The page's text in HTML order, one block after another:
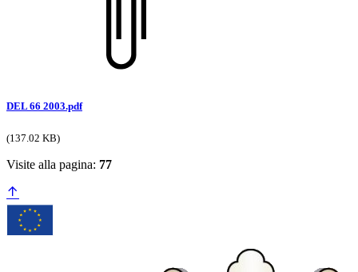
DEL 66 2003.pdf
(137.02 KB)
Visite alla pagina: 77